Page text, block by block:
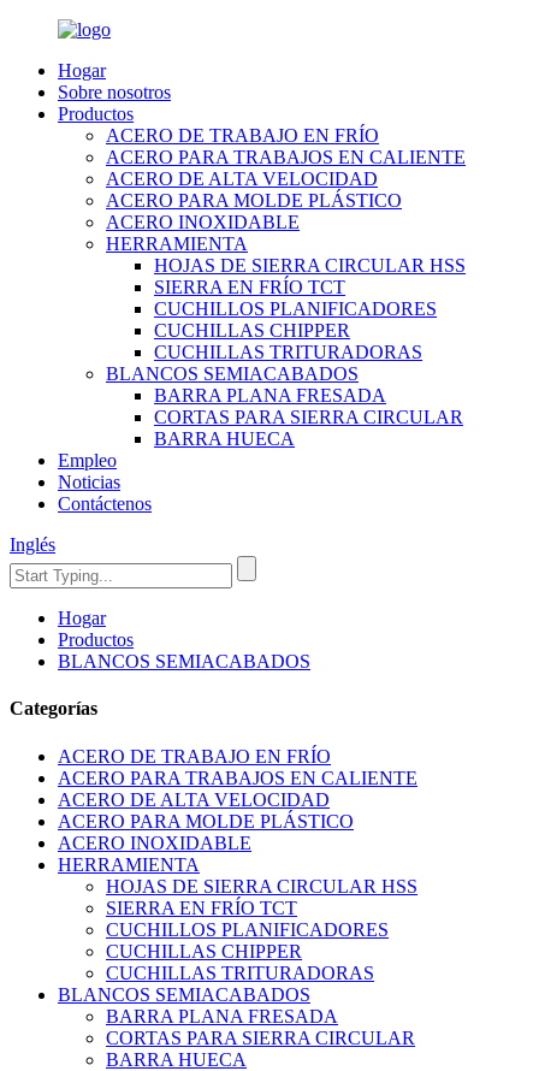
Hogar
Sobre nosotros
Productos
ACERO DE TRABAJO EN FRÍO
ACERO PARA TRABAJOS EN CALIENTE
ACERO DE ALTA VELOCIDAD
ACERO PARA MOLDE PLÁSTICO
ACERO INOXIDABLE
HERRAMIENTA
HOJAS DE SIERRA CIRCULAR HSS
SIERRA EN FRÍO TCT
CUCHILLOS PLANIFICADORES
CUCHILLAS CHIPPER
CUCHILLAS TRITURADORAS
BLANCOS SEMIACABADOS
BARRA PLANA FRESADA
CORTAS PARA SIERRA CIRCULAR
BARRA HUECA
Empleo
Noticias
Contáctenos
Inglés
Hogar
Productos
BLANCOS SEMIACABADOS
Categorías
ACERO DE TRABAJO EN FRÍO
ACERO PARA TRABAJOS EN CALIENTE
ACERO DE ALTA VELOCIDAD
ACERO PARA MOLDE PLÁSTICO
ACERO INOXIDABLE
HERRAMIENTA
HOJAS DE SIERRA CIRCULAR HSS
SIERRA EN FRÍO TCT
CUCHILLOS PLANIFICADORES
CUCHILLAS CHIPPER
CUCHILLAS TRITURADORAS
BLANCOS SEMIACABADOS
BARRA PLANA FRESADA
CORTAS PARA SIERRA CIRCULAR
BARRA HUECA